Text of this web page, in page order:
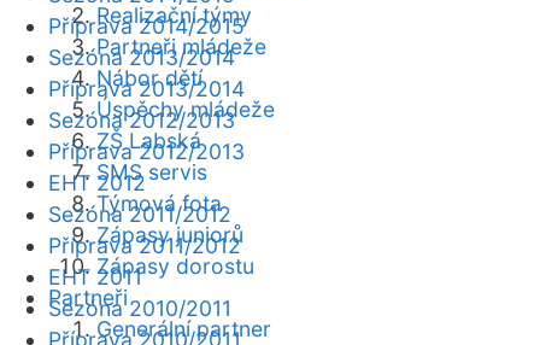
Realizační týmy
Partneři mládeže
Nábor dětí
Úspěchy mládeže
ZŠ Labská
SMS servis
Týmová fota
Zápasy juniorů
Zápasy dorostu
Partneři
Generální partner
Příprava 2014/2015
Sezóna 2013/2014
Příprava 2013/2014
Sezóna 2012/2013
Příprava 2012/2013
EHT 2012
Sezóna 2011/2012
Příprava 2011/2012
EHT 2011
Sezóna 2010/2011
Příprava 2010/2011